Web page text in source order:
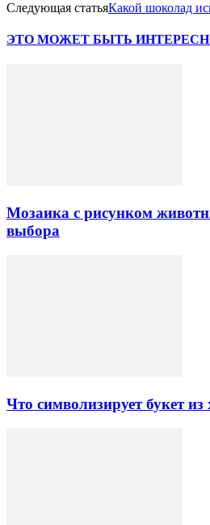
Следующая статьяКакой шоколад
ЭТО МОЖЕТ БЫТЬ
Мозаика с рисунком
выбора
Что символизирует букет из